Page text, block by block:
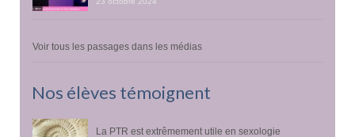
Voir tous les passages dans les médias
Nos élèves témoignent
La PTR est extrêmement utile en sexologie